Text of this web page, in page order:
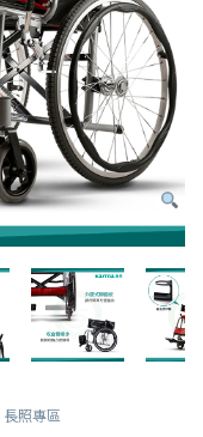
長照專區